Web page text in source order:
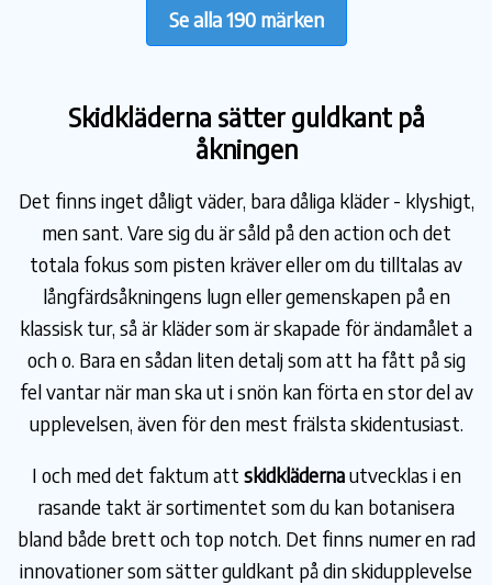
Se alla 190 märken
Skidkläderna sätter guldkant på
åkningen
Det finns inget dåligt väder, bara dåliga kläder - klyshigt,
men sant. Vare sig du är såld på den action och det
totala fokus som pisten kräver eller om du tilltalas av
långfärdsåkningens lugn eller gemenskapen på en
klassisk tur, så är kläder som är skapade för ändamålet a
och o. Bara en sådan liten detalj som att ha fått på sig
fel vantar när man ska ut i snön kan förta en stor del av
upplevelsen, även för den mest frälsta skidentusiast.
I och med det faktum att skidklädernautvecklas i en
rasande takt är sortimentet som du kan botanisera
bland både brett och top notch. Det finns numer en rad
innovationer som sätter guldkant på din skidupplevelse